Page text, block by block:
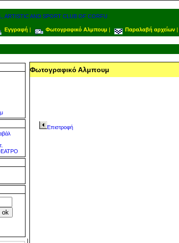
Εγγραφή | Φωτογραφικό Αλμπουμ | Παραλαβή αρχείων |
Φωτογραφικό Αλμπουμ
Επιστροφή